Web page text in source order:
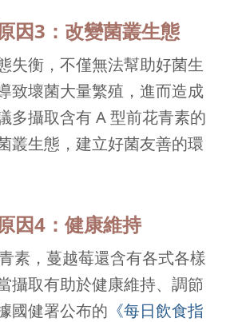
因3：改變菌叢生態
失衡，不僅無法幫助好菌生
致壞菌大量繁殖，進而造成
多攝取含有 A 型前花青素的
叢生態，建立好菌友善的環
因4：健康維持
素，蔓越莓還含有各式各樣
攝取有助於健康維持、調節
國健署公布的 《每日飲食指